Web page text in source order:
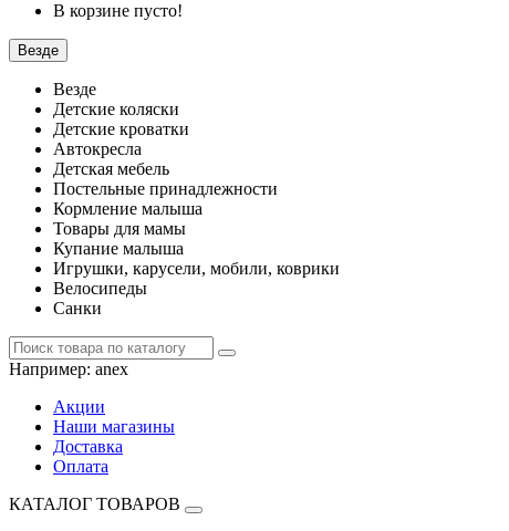
В корзине пусто!
Везде
Везде
Детские коляски
Детские кроватки
Автокресла
Детская мебель
Постельные принадлежности
Кормление малыша
Товары для мамы
Купание малыша
Игрушки, карусели, мобили, коврики
Велосипеды
Санки
Например: anex
Акции
Наши магазины
Доставка
Оплата
КАТАЛОГ ТОВАРОВ